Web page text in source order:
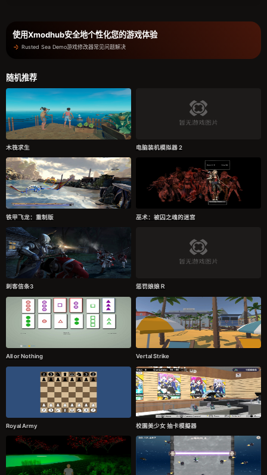
使用Xmodhub安全地个性化您的游戏体验
Rusted Sea Demo游戏修改器常见问题解决
随机推荐
木筏求生 电脑装机模拟器 2
铁甲飞龙：重制版 巫术：被囚之魂的迷宫
刺客信条3 惩罚娘娘Ｒ
All or Nothing Vertal Strike
Royal Army 校園美少女 抽卡模擬器